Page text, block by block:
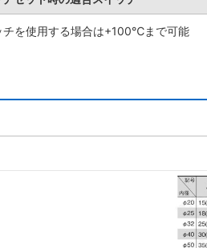
チを使用する場合は+100℃まで可能